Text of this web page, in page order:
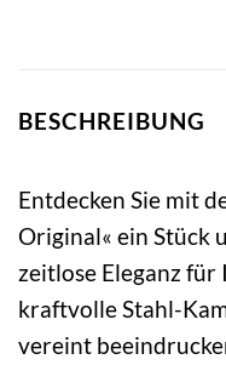
BESCHREIBUNG
Entdecken Sie mit
Original« ein Stück
zeitlose Eleganz für
kraftvolle Stahl-
vereint